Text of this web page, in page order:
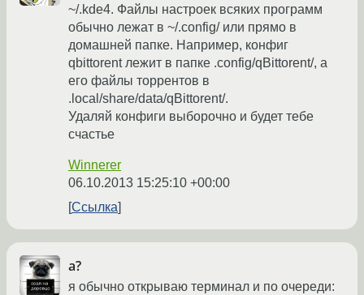
~/.kde4. Файлы настроек всяких программ
обычно лежат в ~/.config/ или прямо в
домашней папке. Например, конфиг
qbittorent лежит в папке .config/qBittorent/, а
его файлы торрентов в
.local/share/data/qBittorent/.
Удаляй конфиги выборочно и будет тебе
счастье
Winnerer
06.10.2013 15:25:10 +00:00
Ссылка
а?
я обычно открываю терминал и по очереди: